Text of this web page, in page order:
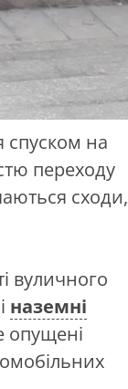
спуском на
переходу
сходи,
вуличного
наземні
опущені